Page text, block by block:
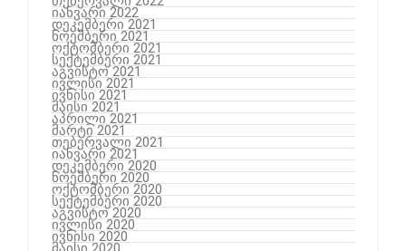
იანვარი 2022
დეკემბერი 2021
ნოემბერი 2021
ოქტომბერი 2021
სექტემბერი 2021
აგვისტო 2021
ივლისი 2021
ივნისი 2021
მაისი 2021
აპრილი 2021
მარტი 2021
თებერვალი 2021
იანვარი 2021
დეკემბერი 2020
ნოემბერი 2020
ოქტომბერი 2020
სექტემბერი 2020
აგვისტო 2020
ივლისი 2020
ივნისი 2020